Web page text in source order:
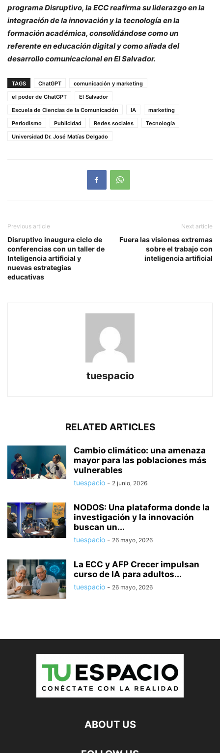
programa Disruptivo, la ECC reafirma su liderazgo en la
integración de la innovación y la tecnología en la
formación académica, consolidándose como un
referente en educación digital y como aliada del
desarrollo comunicacional en El Salvador.
TAGS ChatGPT
comunicación y marketing
el poder de ChatGPT
El Salvador
Escuela de Ciencias de la Comunicación
IA
marketing
Periodismo
Publicidad Redes sociales
Tecnología
Universidad Dr. José Matías Delgado
Previous article
Disruptivo inaugura ciclo de
conferencias con un taller de
Inteligencia artificial y
nuevas estrategias
educativas
Next article
Fuera las visiones extremas
sobre el trabajo con
inteligencia artificial
tuespacio
RELATED ARTICLES
Cambio climático: una amenaza
mayor para las poblaciones más
vulnerables
tuespacio - 2 junio, 2026
NODOS: Una plataforma donde la
investigación y la innovación
buscan un...
tuespacio - 26 mayo, 2026
La ECC y AFP Crecer impulsan
curso de IA para adultos...
tuespacio - 26 mayo, 2026
ABOUT US